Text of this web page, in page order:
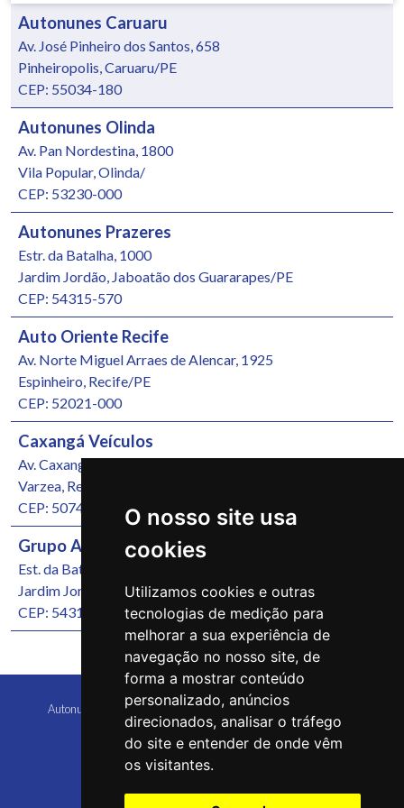
O nosso site usa
cookies
Utilizamos cookies e outras
tecnologias de medição para
melhorar a sua experiência de
navegação no nosso site, de
forma a mostrar conteúdo
personalizado, anúncios
direcionados, analisar o tráfego
do site e entender de onde vêm
os visitantes.
Autonunes Caruaru
Av. José Pinheiro dos Santos, 658
Pinheiropolis, Caruaru/PE
CEP: 55034-180
Autonunes Olinda
Av. Pan Nordestina, 1800
Vila Popular, Olinda/
CEP: 53230-000
Autonunes Prazeres
Estr. da Batalha, 1000
Jardim Jordão, Jaboatão dos Guararapes/PE
CEP: 54315-570
Auto Oriente Recife
Av. Norte Miguel Arraes de Alencar, 1925
Espinheiro, Recife/PE
CEP: 52021-000
Caxangá Veículos
Av. Caxangá, 4251
Varzea, Recife/PE
CEP: 50740-000
Grupo Autonunes Seminovos
Est. da Batalha, 1000
Jardim Jordão, Jaboatão dos Guararapes/PE
CEP: 54315-570
Autonunes Caruaru Copyright 2026 Todos os direitos reservados